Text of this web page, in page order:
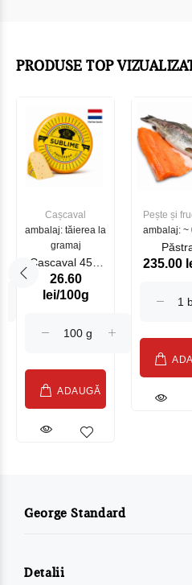
PRODUSE TOP
Cașcaval
ambalaj: tăierea la
gramaj
Cascaval 45%
Maasdam
Sublime Cow
26.60
lei/100g
ADAUGĂ
Pește și
mare
ambalaj: ~
235.00
George Standard
Detalii